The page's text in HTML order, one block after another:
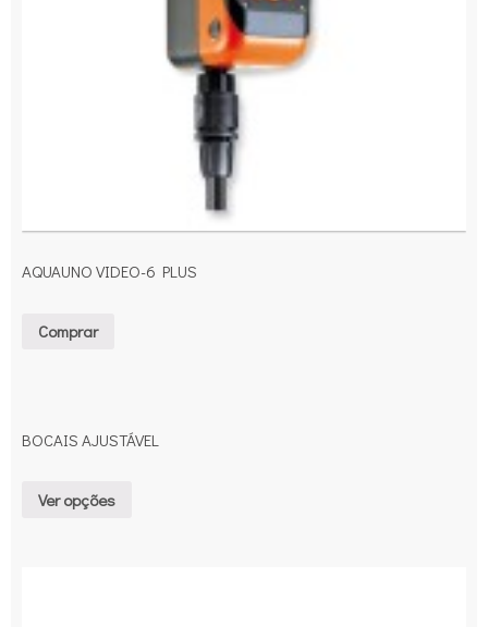
AQUAUNO VIDEO-6 PLUS
Comprar
BOCAIS AJUSTÁVEL
Ver opções